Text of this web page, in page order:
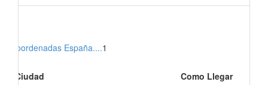
Coordenadas España....1
Ciudad
Como Llegar